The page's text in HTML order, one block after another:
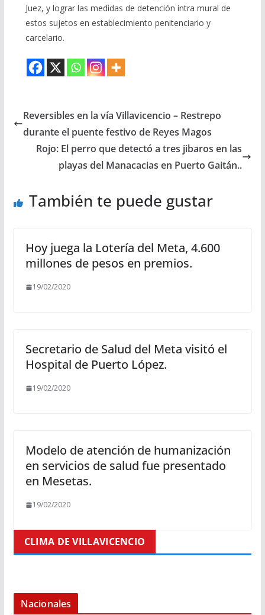
Juez, y lograr las medidas de detención intra mural de
estos sujetos en establecimiento penitenciario y
carcelario.
Reversibles en la vía Villavicencio – Restrepo
durante el puente festivo de Reyes Magos
Rojo: El perro que detectó a tres jibaros en las
playas del Manacacias en Puerto Gaitán..
También te puede gustar
Hoy juega la Lotería del Meta, 4.600
millones de pesos en premios.
19/02/2020
Secretario de Salud del Meta visitó el
Hospital de Puerto López.
19/02/2020
Modelo de atención de humanización
en servicios de salud fue presentado
en Mesetas.
19/02/2020
CLIMA DE VILLAVICENCIO
Nacionales